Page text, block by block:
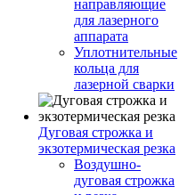
направляющие
для лазерного
аппарата
Уплотнительные
кольца для
лазерной сварки
Дуговая строжка и
экзотермическая резка
Воздушно-
дуговая строжка